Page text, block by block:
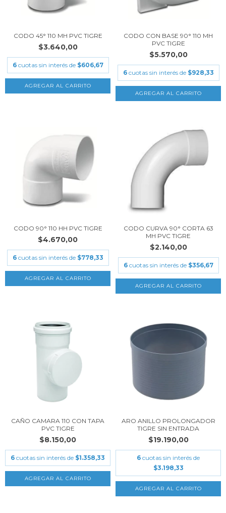
CODO 45° 110 MH PVC TIGRE
$3.640,00
6 cuotas sin interés de $606,67
CODO CON BASE 90° 110 MH
PVC TIGRE
$5.570,00
6 cuotas sin interés de $928,33
CODO 90° 110 HH PVC TIGRE
$4.670,00
6 cuotas sin interés de $778,33
CODO CURVA 90° CORTA 63
MH PVC TIGRE
$2.140,00
6 cuotas sin interés de $356,67
CAÑO CAMARA 110 CON TAPA
PVC TIGRE
$8.150,00
6 cuotas sin interés de $1.358,33
ARO ANILLO PROLONGADOR
TIGRE SIN ENTRADA
$19.190,00
6 cuotas sin interés de
$3.198,33